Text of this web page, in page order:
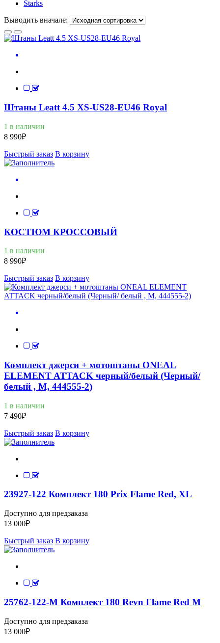
Starks
Выводить вначале:
Штаны Leatt 4.5 XS-US28-EU46 Royal
1 в наличии
8 990₽
Быстрый заказ В корзину
КОСТЮМ КРОССОВЫЙ
1 в наличии
8 990₽
Быстрый заказ В корзину
Комплект джерси + мотоштаны ONEAL
ELEMENT ATTACK черный/белый (Черный/
белый , M, 444555-2)
1 в наличии
7 490₽
Быстрый заказ В корзину
23927-122 Комплект 180 Prix Flame Red, XL
Доступно для предзаказа
13 000₽
Быстрый заказ В корзину
25762-122-M Комплект 180 Revn Flame Red M
Доступно для предзаказа
13 000₽